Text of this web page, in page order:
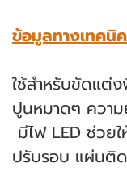
ข้อมูลทางเทคนิค
ใช้สำหรับขัดแต่
ปูนหมาดๆ ควา
มีไฟ LED ช่วย
ปรับรอบ แผ่นติ